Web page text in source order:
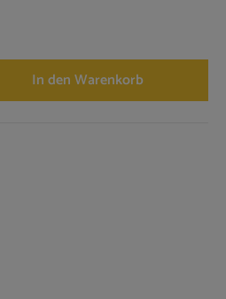
Wert ein oder
In den Warenkorb